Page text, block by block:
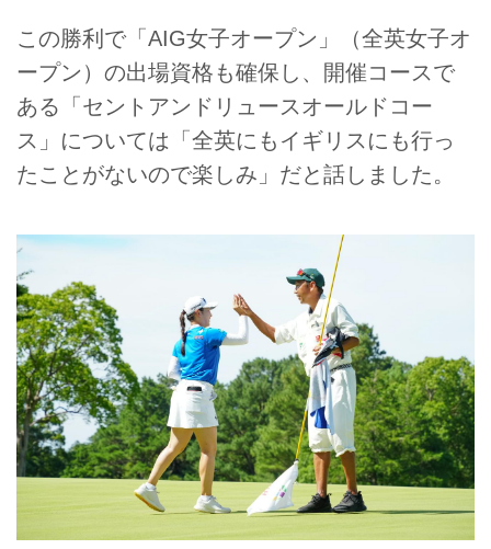
この勝利で「AIG女子オープン」（全英女子オ
ープン）の出場資格も確保し、開催コースで
ある「セントアンドリュースオールドコー
ス」については「全英にもイギリスにも行っ
たことがないので楽しみ」だと話しました。